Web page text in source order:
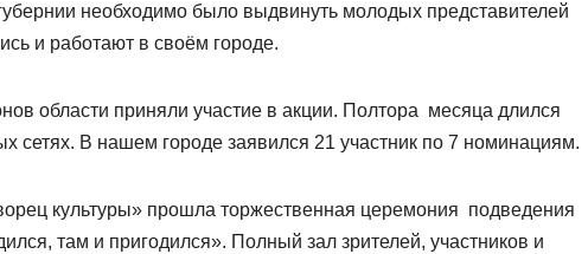
необходимо было выдвинуть молодых представителей
и работают в своём городе.
области приняли участие в акции. Полтора месяца длился
сетях. В нашем городе заявился 21 участник по 7 номинациям.
культуры» прошла торжественная церемония подведения
там и пригодился». Полный зал зрителей, участников и